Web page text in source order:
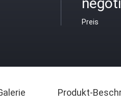
Preis
Produkt-